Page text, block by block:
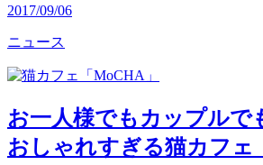
2017/09/06
ニュース
お一人様でもカップルで
おしゃれすぎる猫カフェ